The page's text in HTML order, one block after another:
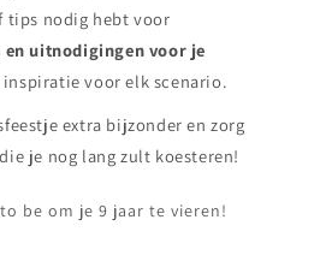
tips nodig hebt voor
uitnodigingen voor je
voor elk scenario.
extra bijzonder en zorg
je nog lang zult koesteren!
be om je 9 jaar te vieren!